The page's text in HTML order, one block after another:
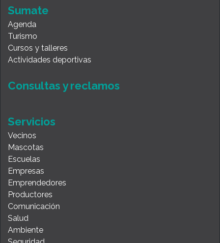
Sumate
Agenda
Turismo
Cursos y talleres
Actividades deportivas
Consultas y reclamos
Servicios
Vecinos
Mascotas
Escuelas
Empresas
Emprendedores
Productores
Comunicación
Salud
Ambiente